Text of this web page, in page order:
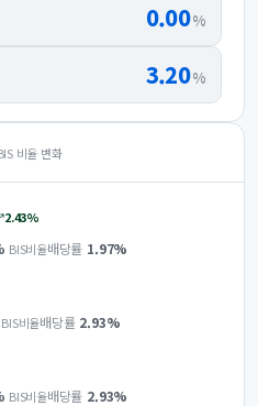
0.00%
3.20%
비율 변화
2.43%
BIS비율배당률 1.97%
BIS비율배당률 2.93%
BIS비율배당률 2.93%